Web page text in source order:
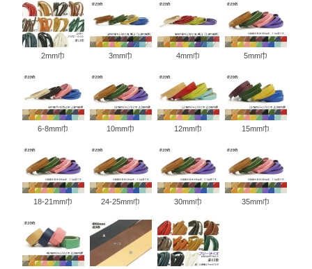
2mm巾 3mm巾 4mm巾 5mm巾
6-8mm巾 10mm巾 12mm巾 15mm巾
18-21mm巾 24-25mm巾 30mm巾 35mm巾